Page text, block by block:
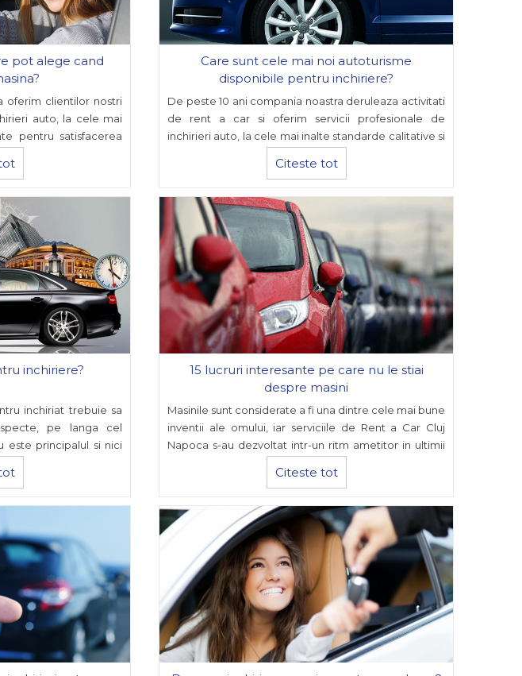
pot alege cand
oferim clientilor nostri
auto, la cele mai
pentru satisfacerea
preturi de
Care sunt cele mai noi autoturisme
disponibile pentru inchiriere?
De peste 10 ani compania noastra deruleaza activitati
de rent a car si oferim servicii profesionale de
inchirieri auto, la cele mai inalte standarde calitative si
Citeste tot
inchiriere?
inchiriat trebuie sa
pe langa cel
este principalul si nici
15 lucruri interesante pe care nu le stiai
despre masini
Masinile sunt considerate a fi una dintre cele mai bune
inventii ale omului, iar serviciile de Rent a Car Cluj
Napoca s-au dezvoltat intr-un ritm ametitor in ultimii
Citeste tot